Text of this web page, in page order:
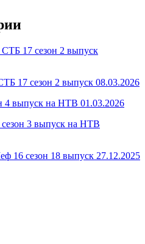
17 сезон 2 выпуск
17 сезон 2 выпуск 08.03.2026
4 выпуск на НТВ 01.03.2026
3 выпуск на НТВ
16 сезон 18 выпуск 27.12.2025